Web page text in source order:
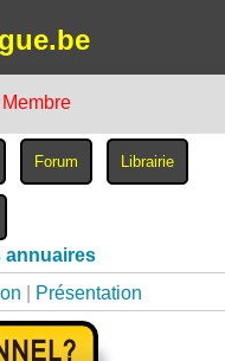
Membre
annuaires
Présentation